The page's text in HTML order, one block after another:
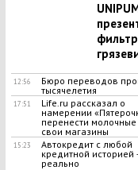
12:56
Бюро переводов
тысячелетия
17:51
Life.ru рассказал о
намерении
перенести молочные
свои магазины
15:23
Автокредит с любой
кредитной историей
реально